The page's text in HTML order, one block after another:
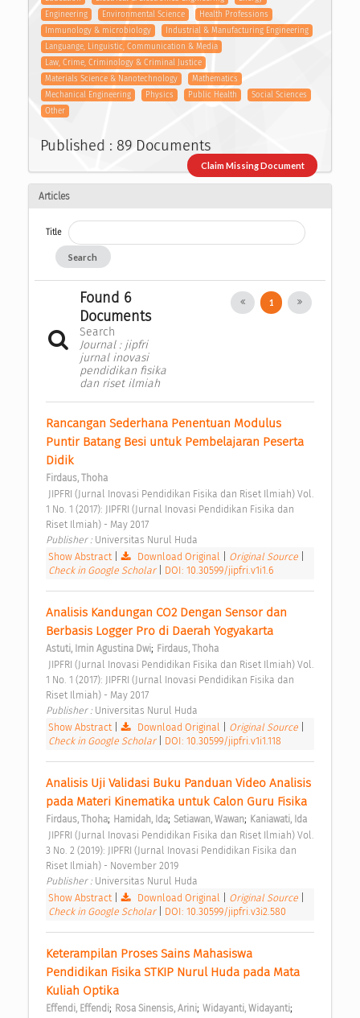
Engineering
Environmental Science
Health Professions
Immunology & microbiology
Industrial & Manufacturing Engineering
Languange, Linguistic, Communication & Media
Law, Crime, Criminology & Criminal Justice
Materials Science & Nanotechnology
Mathematics
Mechanical Engineering
Physics Public Health
Social Sciences
Other
Published : 89 Documents
Claim Missing Document
Articles
Title
Search
Found 6
Documents
Search
Journal : jipfri
jurnal inovasi
pendidikan fisika
dan riset ilmiah
1
Rancangan Sederhana Penentuan Modulus
Puntir Batang Besi untuk Pembelajaran Peserta
Didik
Firdaus, Thoha
1 No. 1 (2017): JIPFRI (Jurnal Inovasi Pendidikan Fisika dan
Riset Ilmiah) - May 2017
Publisher : Universitas Nurul Huda
Show Abstract| Download Original Original Source
Check in Google Scholar
DOI: 10.30599/jipfri.v1i1.6
Analisis Kandungan CO2 Dengan Sensor dan
Berbasis Logger Pro di Daerah Yogyakarta
Astuti, Irnin Agustina Dwi; Firdaus, Thoha
1 No. 1 (2017): JIPFRI (Jurnal Inovasi Pendidikan Fisika dan
Riset Ilmiah) - May 2017
Publisher : Universitas Nurul Huda
Show Abstract| Download Original Original Source
Check in Google Scholar
DOI: 10.30599/jipfri.v1i1.118
Analisis Uji Validasi Buku Panduan Video Analisis
pada Materi Kinematika untuk Calon Guru Fisika
Firdaus, Thoha; Hamidah, Ida; Setiawan, Wawan; Kaniawati, Ida
3 No. 2 (2019): JIPFRI (Jurnal Inovasi Pendidikan Fisika dan
Riset Ilmiah) - November 2019
Publisher : Universitas Nurul Huda
Show Abstract| Download Original Original Source
Check in Google Scholar
DOI: 10.30599/jipfri.v3i2.580
Keterampilan Proses Sains Mahasiswa
Pendidikan Fisika STKIP Nurul Huda pada Mata
Kuliah Optika
Effendi, Effendi; Rosa Sinensis, Arini; Widayanti, Widayanti;